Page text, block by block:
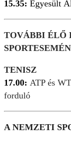
15.35: Egyesült
TOVÁBBI ÉLŐ
TENISZ
17.00: ATP és
forduló
A NEMZETI